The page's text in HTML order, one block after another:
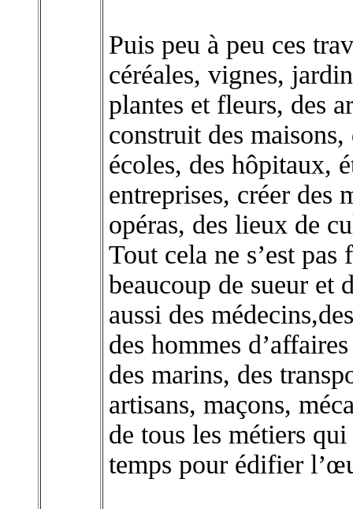
Puis peu à peu ces
céréales, vignes,
plantes et fleurs, des
construit des
écoles, des hôpitaux,
entreprises, créer des
opéras, des lieux de
Tout cela ne s’est
beaucoup de sueur et
aussi des
des hommes
des marins, des
artisans, maçons,
de tous les métiers
temps pour édifier